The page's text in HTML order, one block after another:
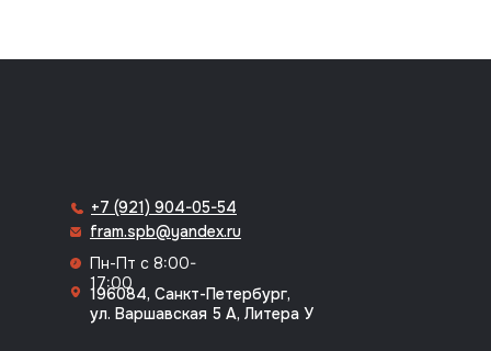
+7 (921) 904-05-54
fram.spb@yandex.ru
Пн-Пт с 8:00-
17:00
196084, Санкт-Петербург,
ул. Варшавская 5 А, Литера У